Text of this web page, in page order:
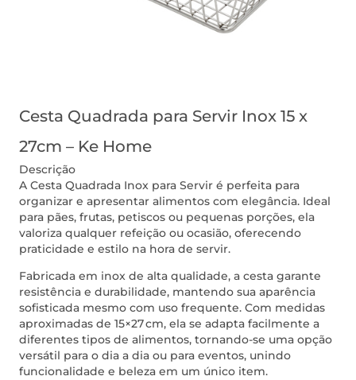
Cesta Quadrada para Servir Inox 15 x
27cm – Ke Home
Descrição
A Cesta Quadrada Inox para Servir é perfeita para
organizar e apresentar alimentos com elegância. Ideal
para pães, frutas, petiscos ou pequenas porções, ela
valoriza qualquer refeição ou ocasião, oferecendo
praticidade e estilo na hora de servir.
Fabricada em inox de alta qualidade, a cesta garante
resistência e durabilidade, mantendo sua aparência
sofisticada mesmo com uso frequente. Com medidas
aproximadas de 15×27 cm, ela se adapta facilmente a
diferentes tipos de alimentos, tornando-se uma opção
versátil para o dia a dia ou para eventos, unindo
funcionalidade e beleza em um único item.